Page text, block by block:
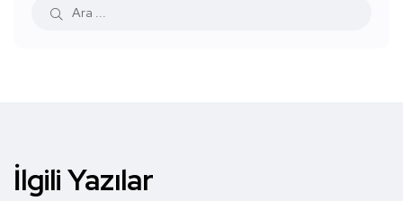
İlgili Yazılar